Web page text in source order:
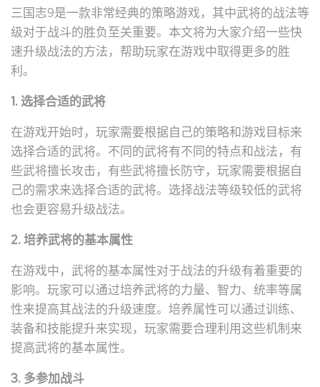
三国志9是一款非常经典的策略游戏，其中武将的战法等
级对于战斗的胜负至关重要。本文将为大家介绍一些快
速升级战法的方法，帮助玩家在游戏中取得更多的胜
利。
1. 选择合适的武将
在游戏开始时，玩家需要根据自己的策略和游戏目标来
选择合适的武将。不同的武将有不同的特点和战法，有
些武将擅长攻击，有些武将擅长防守，玩家需要根据自
己的需求来选择合适的武将。选择战法等级较低的武将
也会更容易升级战法。
2. 培养武将的基本属性
在游戏中，武将的基本属性对于战法的升级有着重要的
影响。玩家可以通过培养武将的力量、智力、统率等属
性来提高其战法的升级速度。培养属性可以通过训练、
装备和技能提升来实现，玩家需要合理利用这些机制来
提高武将的基本属性。
3. 多参加战斗